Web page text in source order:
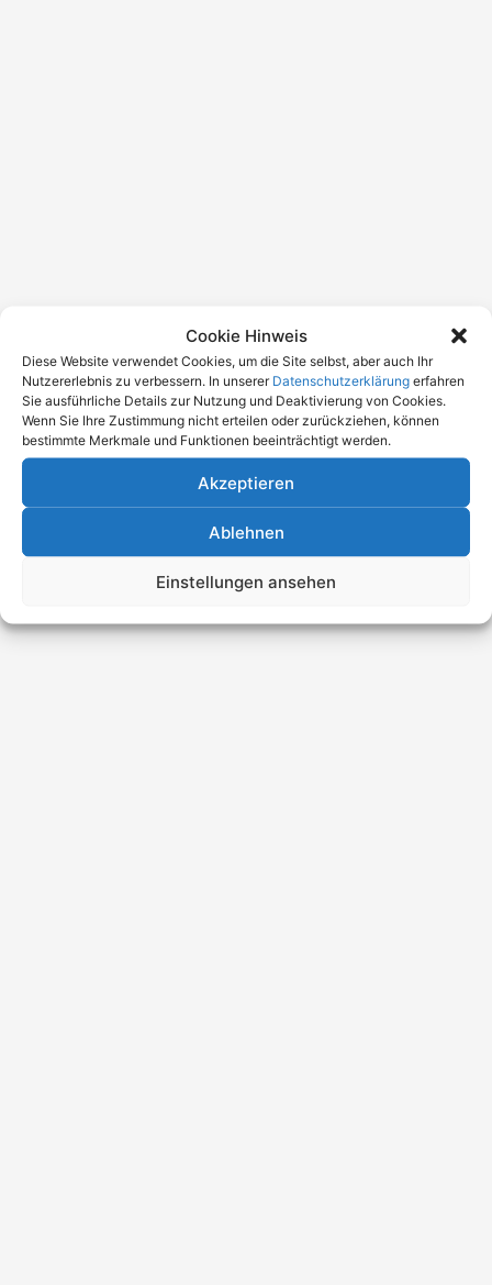
Cookie Hinweis
Diese Website verwendet Cookies, um die Site selbst, aber auch Ihr
Nutzererlebnis zu verbessern. In unserer Datenschutzerklärung erfahren
Sie ausführliche Details zur Nutzung und Deaktivierung von Cookies.
Wenn Sie Ihre Zustimmung nicht erteilen oder zurückziehen, können
bestimmte Merkmale und Funktionen beeinträchtigt werden.
Akzeptieren
Ablehnen
Einstellungen ansehen